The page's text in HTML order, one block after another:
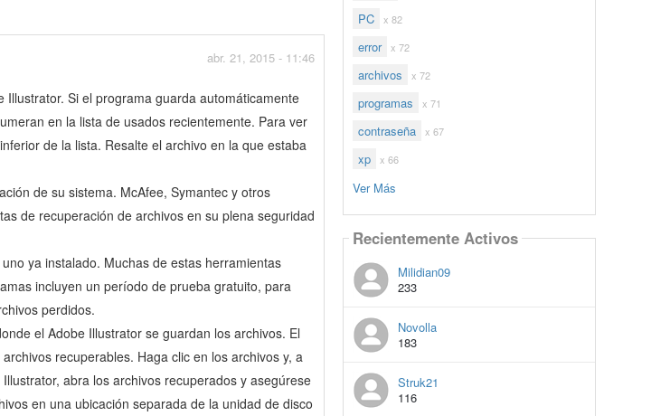
abr. 21, 2015 - 11:46
Si el programa guarda automáticamente
en la lista de usados recientemente. Para ver
de la lista. Resalte el archivo en la que estaba
de su sistema. McAfee, Symantec y otros
de recuperación de archivos en su plena seguridad
ya instalado. Muchas de estas herramientas
incluyen un período de prueba gratuito, para
perdidos.
el Adobe Illustrator se guardan los archivos. El
recuperables. Haga clic en los archivos y, a
abra los archivos recuperados y asegúrese
en una ubicación separada de la unidad de disco
PC x 82
error x 72
archivos x 72
programas x 71
contraseña x 67
xp x 66
Ver Más
Recientemente Activos
Milidian09
233
Novolla
183
Struk21
116